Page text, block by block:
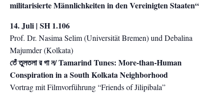
militarisierte Männlichkeiten in den Vereinigten Staaten“
14. Juli | SH 1.106
Prof. Dr. Nasima Selim (Universität Bremen) und Debalina
Majumder (Kolkata)
তেঁ তুলতলা র গা ন/ Tamarind Tunes: More-than-Human
Conspiration in a South Kolkata Neighborhood
Vortrag mit Filmvorführung “Friends of Jilipibala”